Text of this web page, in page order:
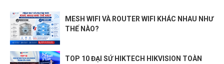
MESH WIFI VÀ ROUTER WIFI KHÁC NHAU NHƯ
THẾ NÀO?
TOP 10 ĐẠI SỨ HIKTECH HIKVISION TOÀN